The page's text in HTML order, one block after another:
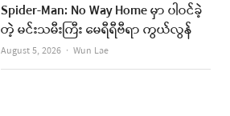
Spider-Man: No Way Home မှာ ပါဝင်ခဲ့
တဲ့ မင်းသမီးကြီး မေရီရီဗီရာ ကွယ်လွန်
August 5, 2026 Author
Wun Lae